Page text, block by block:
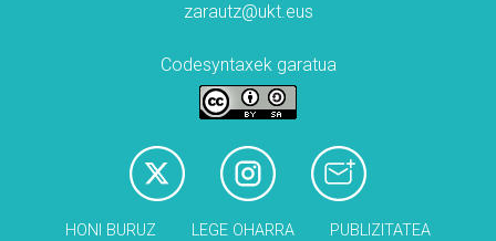
zarautz@ukt.eus
Codesyntaxek garatua
HONI BURUZ LEGE OHARRA PUBLIZITATEA